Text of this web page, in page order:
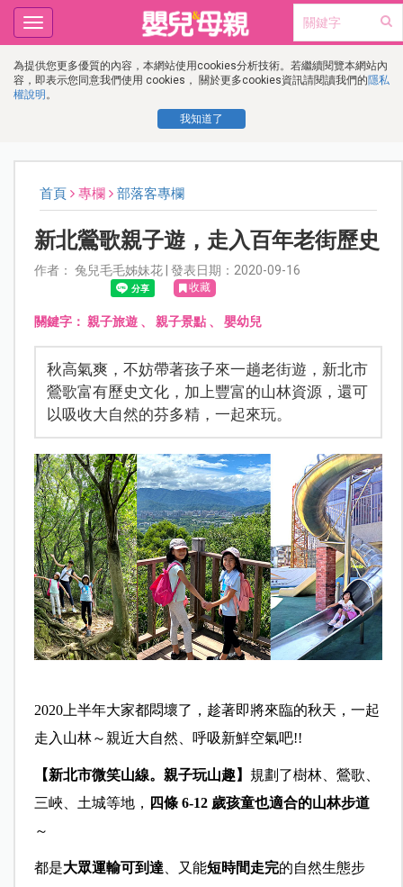
為提供您更多優質的內容，本網站使用cookies分析技術。若繼續閱覽本網站內
容，即表示您同意我們使用 cookies， 關於更多cookies資訊請閱讀我們的隱私
權說明 。
我知道了
Toggle
navigation
首頁 專欄 部落客專欄
新北鶯歌親子遊，走入百年老街歷史
作者： 兔兒毛毛姊妹花 | 發表日期：2020-09-16
收藏
關鍵字： 親子旅遊、 親子景點、 嬰幼兒
秋高氣爽，不妨帶著孩子來一趟老街遊，新北市
鶯歌富有歷史文化，加上豐富的山林資源，還可
以吸收大自然的芬多精，一起來玩。
2020上半年大家都悶壞了，趁著即將來臨的秋天，一起
走入山林～親近大自然、呼吸新鮮空氣吧!!
【新北市微笑山線。親子玩山趣】 規劃了樹林、鶯歌、
三峽、土城等地， 四條 6-12 歲孩童也適合的山林步道
～
都是大眾運輸可到達 、又能短時間走完的自然生態步